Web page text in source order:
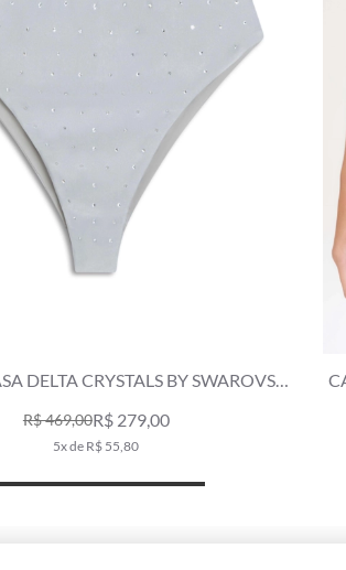
DELTA CRYSTALS BY SWAROVSKI
R$ 519,00R$ 419,00
8x de R$ 52,38